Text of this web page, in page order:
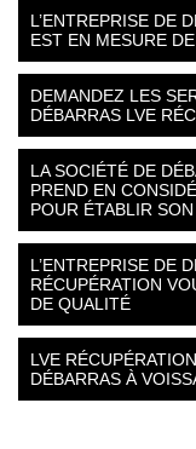
L’ENTREPRISE DE
EST EN MESURE
DEMANDEZ LES
DÉBARRAS LVE
LA SOCIÉTÉ DE
PREND EN
POUR ÉTABLIR
L’ENTREPRISE DE
RÉCUPÉRATION
DE QUALITÉ
LVE
DÉBARRAS À